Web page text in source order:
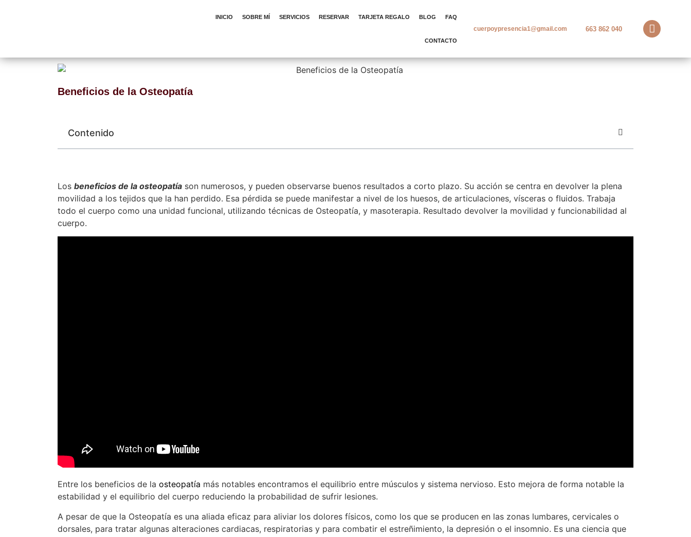
INICIO SOBRE MÍ SERVICIOS RESERVAR TARJETA REGALO BLOG FAQ
CONTACTO
cuerpoypresencia1@gmail.com 663 862 040
Beneficios de la Osteopatía
Contenido
Los beneficios de la osteopatía son numerosos, y pueden observarse buenos resultados a corto plazo. Su acción se centra en devolver la plena
movilidad a los tejidos que la han perdido. Esa pérdida se puede manifestar a nivel de los huesos, de articulaciones, vísceras o fluidos. Trabaja
todo el cuerpo como una unidad funcional, utilizando técnicas de Osteopatía, y masoterapia. Resultado devolver la movilidad y funcionabilidad al
cuerpo.
Entre los beneficios de la osteopatía más notables encontramos el equilibrio entre músculos y sistema nervioso. Esto mejora de forma notable la
estabilidad y el equilibrio del cuerpo reduciendo la probabilidad de sufrir lesiones.
A pesar de que la Osteopatía es una aliada eficaz para aliviar los dolores físicos, como los que se producen en las zonas lumbares, cervicales o
dorsales, para tratar algunas alteraciones cardiacas, respiratorias y para combatir el estreñimiento, la depresión o el insomnio. Es una ciencia que